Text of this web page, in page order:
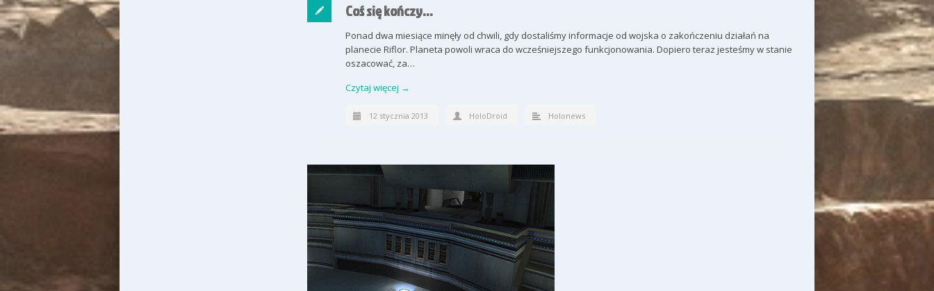
Coś się kończy…
Ponad dwa miesiące minęły od chwili, gdy dostaliśmy informacje od wojska o zakończeniu działań na
planecie Riflor. Planeta powoli wraca do wcześniejszego funkcjonowania. Dopiero teraz jesteśmy w stanie
oszacować, za…
Czytaj więcej →
12 stycznia 2013 HoloDroid Holonews